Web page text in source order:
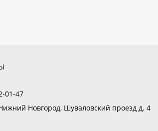
01-47
Новгород, Шуваловский проезд д. 4